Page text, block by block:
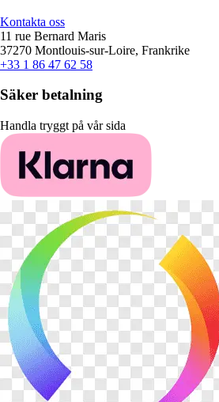
Kontakta oss
11 rue Bernard Maris
37270 Montlouis-sur-Loire, Frankrike
+33 1 86 47 62 58
Säker betalning
Handla tryggt på vår sida